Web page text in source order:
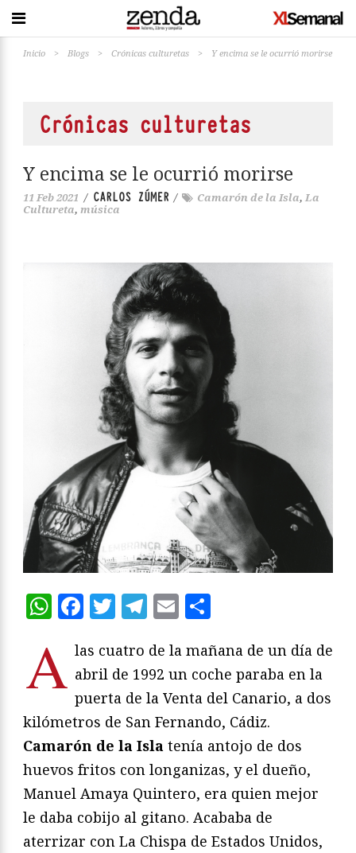
Inicio > Blogs > Crónicas culturetas > Y encima se le ocurrió morirse
Crónicas culturetas
Y encima se le ocurrió morirse
11 Feb 2021 / CARLOS ZÚMER / Camarón de la Isla, La
Cultureta, música
WhatsApp
Facebook
Twitter
Telegram
Email
A las cuatro de la mañana de un día de
abril de 1992 un coche paraba en la
puerta de la Venta del Canario, a dos
kilómetros de San Fernando, Cádiz.
Camarón de la Isla tenía antojo de dos
huevos fritos con longanizas, y el dueño,
Manuel Amaya Quintero, era quien mejor
le daba cobijo al gitano. Acababa de
aterrizar con La Chispa de Estados Unidos,